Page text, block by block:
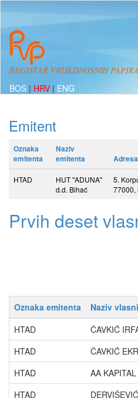
REGISTAR VRIJEDNOSNIH
BOS | HRV | ENG
Emitent
Oznaka
emitenta
Naziv
emitenta
Adresa
HTAD
HUT "ADUNA"
d.d. Bihać
5.
77000,
Prvih deset
Oznaka emitenta Naziv
HTAD
ČAVKIĆ
HTAD
ČAVKIĆ
HTAD
AA
HTAD